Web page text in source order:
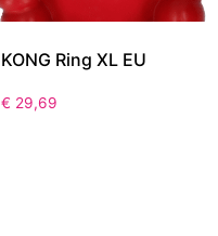
KONG Ring XL EU
€ 29,69